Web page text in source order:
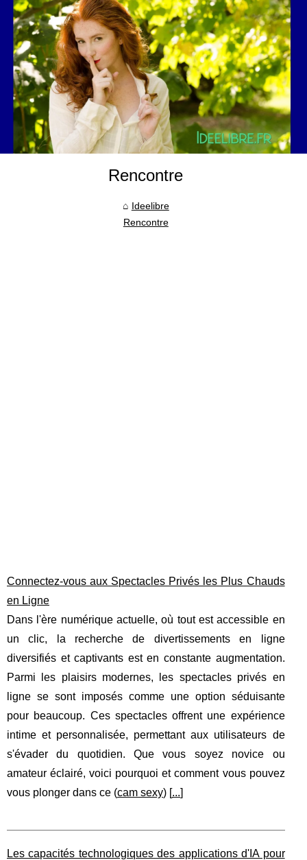
Rencontre
Ideelibre
Rencontre
Connectez-vous aux Spectacles Privés les Plus Chauds
en Ligne
Dans l'ère numérique actuelle, où tout est accessible en
un clic, la recherche de divertissements en ligne
diversifiés et captivants est en constante augmentation.
Parmi les plaisirs modernes, les spectacles privés en
ligne se sont imposés comme une option séduisante
pour beaucoup. Ces spectacles offrent une expérience
intime et personnalisée, permettant aux utilisateurs de
s'évader du quotidien. Que vous soyez novice ou
amateur éclairé, voici pourquoi et comment vous pouvez
vous plonger dans ce (cam sexy) [...]
Les capacités technologiques des applications d'IA pour